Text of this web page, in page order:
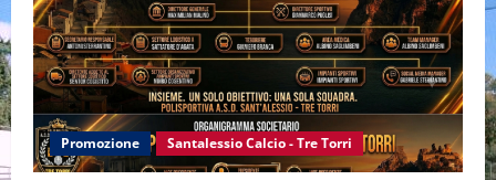
Promozione Santalessio Calcio - Tre Torri